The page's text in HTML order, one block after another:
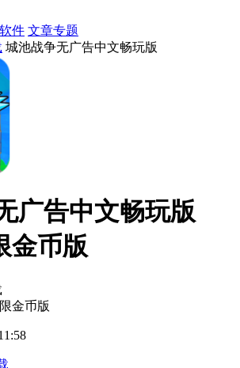
件 文章专题
城池战争无广告中文畅玩版
广告中文畅玩版
金币版
金币版